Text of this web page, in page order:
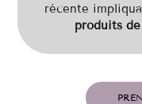
récente
produits